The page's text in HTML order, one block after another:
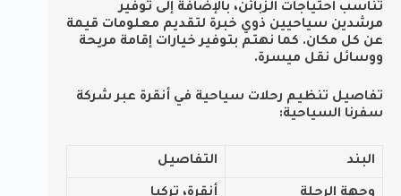
تناسب احتياجات الزبائن، بالإضافة إلى توفير
مرشدين سياحيين ذوي خبرة لتقديم معلومات قيمة
عن كل مكان. كما نهتم بتوفير خيارات إقامة مريحة
ووسائل نقل ميسرة.
تفاصيل تنظيم رحلات سياحية في أنقرة عبر شركة
سفرنا السياحية:
البند التفاصيل